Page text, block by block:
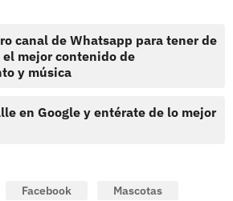
canal de Whatsapp para tener de
mejor contenido de
y música
en Google y entérate de lo mejor
Facebook Mascotas